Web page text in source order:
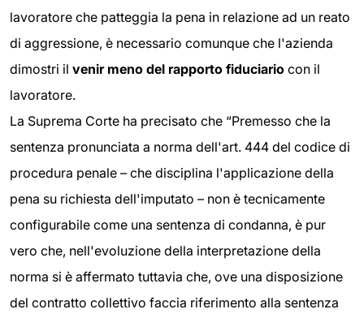
lavoratore che patteggia la pena in relazione ad un reato
di aggressione, è necessario comunque che l'azienda
dimostri il venir meno del rapporto fiduciario con il
lavoratore.
La Suprema Corte ha precisato che “Premesso che la
sentenza pronunciata a norma dell'art. 444 del codice di
procedura penale – che disciplina l'applicazione della
pena su richiesta dell'imputato – non è tecnicamente
configurabile come una sentenza di condanna, è pur
vero che, nell'evoluzione della interpretazione della
norma si è affermato tuttavia che, ove una disposizione
del contratto collettivo faccia riferimento alla sentenza